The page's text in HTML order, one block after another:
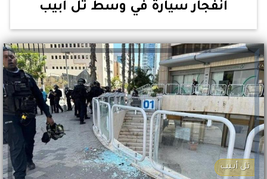
انفجار سيارة في وسط تل أبيب
تل أبيب